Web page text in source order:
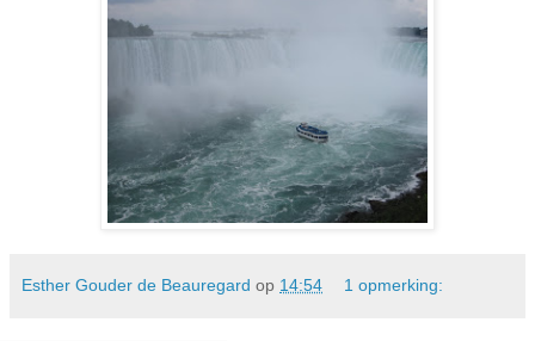
Esther Gouder de Beauregard op 14:54 1 opmerking: